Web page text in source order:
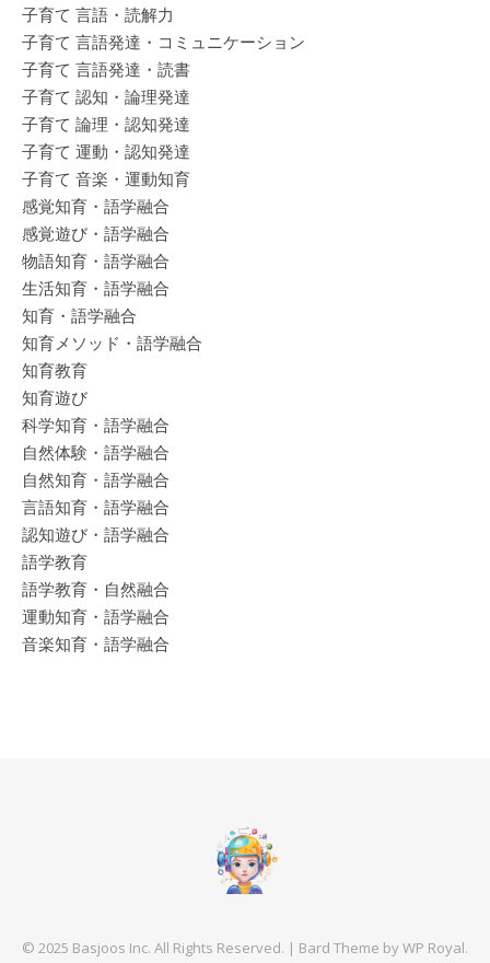
子育て 言語・読解力
子育て 言語発達・コミュニケーション
子育て 言語発達・読書
子育て 認知・論理発達
子育て 論理・認知発達
子育て 運動・認知発達
子育て 音楽・運動知育
感覚知育・語学融合
感覚遊び・語学融合
物語知育・語学融合
生活知育・語学融合
知育・語学融合
知育メソッド・語学融合
知育教育
知育遊び
科学知育・語学融合
自然体験・語学融合
自然知育・語学融合
言語知育・語学融合
認知遊び・語学融合
語学教育
語学教育・自然融合
運動知育・語学融合
音楽知育・語学融合
© 2025 Basjoos Inc. All Rights Reserved. | Bard Theme byWP Royal.